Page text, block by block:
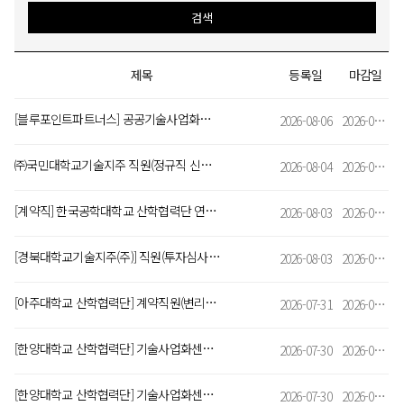
제목 등록일 마감일
[블루포인트파트너스] 공공기술사업화실 I 투자심사역(정규직) 채용 2026-08-06 2026-08-31
㈜국민대학교기술지주 직원(정규직 신입/경력) 모집(~26.08.14.) 2026-08-04 2026-08-14
[계약직] 한국공학대학교 산학협력단 연구사업계약직원 채용공고(기술사업화센터:RISE,~8/17) 2026-08-03 2026-08-17
[경북대학교기술지주(주)] 직원(투자심사역) 채용 공고(~2026.8.12.(수) 18:00까지) 2026-08-03 2026-08-12
[아주대학교 산학협력단] 계약직원(변리사) 채용[~8/18(화) 23:00] 2026-07-31 2026-08-18
[한양대학교 산학협력단] 기술사업화센터 사업운영, 특허관리(프로젝트 계약직) 채용 2026-07-30 2026-08-12
[한양대학교 산학협력단] 기술사업화센터 사업기획, 마케팅(프로젝트 계약직) 채용 2026-07-30 2026-08-12